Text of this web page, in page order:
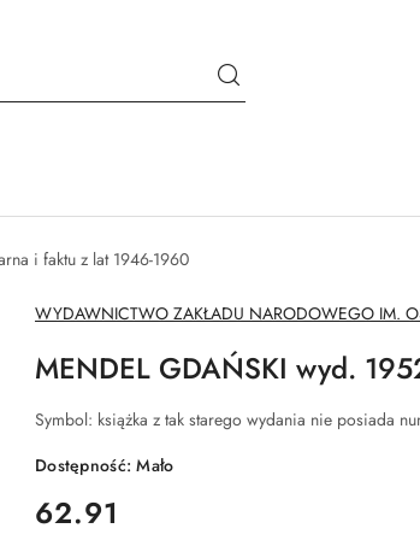
i faktu z lat 1946-1960
NAZWA
PRODUCENTA:
WYDAWNICTWO ZAKŁADU NARODOWEGO IM.
MENDEL GDAŃSKI wyd.
Symbol: książka z tak starego wydania nie posiada
Dostępność:Mało
cena:
62.91